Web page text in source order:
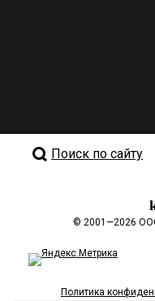
Поиск по сайту
© 2001—2026
Политика